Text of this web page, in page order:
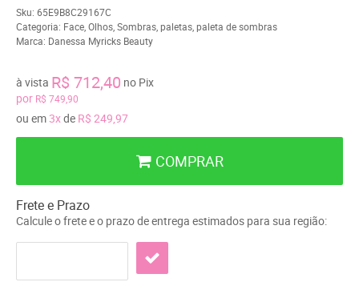
Sku: 65E9B8C29167C
Categoria: Face Olhos Sombras paletas paleta de sombras
Marca: Danessa Myricks Beauty
por R$ 749,90
à vista R$ 712,40 no Pix
ou em3xde R$ 249,97
COMPRAR
Frete e Prazo
Calcule o frete e o prazo de entrega estimados para sua região: